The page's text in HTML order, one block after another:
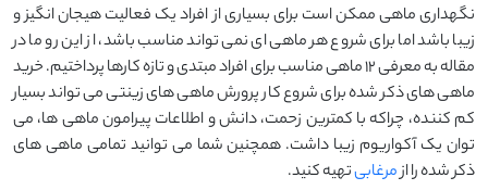
نگهداری ماهی ممکن است برای بسیاری از افراد یک فعالیت هیجان انگیز و
زیبا باشد اما برای شروع هر ماهی ای نمی تواند مناسب باشد، از این رو ما در
مقاله به معرفی 12 ماهی مناسب برای افراد مبتدی و تازه کارها پرداختیم. خرید
ماهی های ذکر شده برای شروع کار پرورش ماهی های زینتی می تواند بسیار
کم کننده، چراکه با کمترین زحمت، دانش و اطلاعات پیرامون ماهی ها، می
توان یک آکواریوم زیبا داشت. همچنین شما می توانید تمامی ماهی های
ذکر شده را ازمرغابیتهیه کنید.